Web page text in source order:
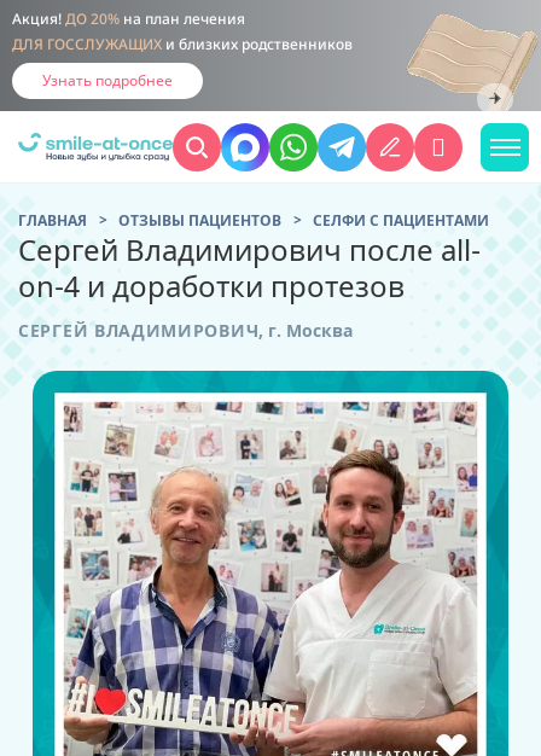
Акция! ДО 20% на план лечения
ДЛЯ ГОССЛУЖАЩИХ и близких родственников
Узнать подробнее
ГЛАВНАЯ ОТЗЫВЫ ПАЦИЕНТОВ CЕЛФИ С ПАЦИЕНТАМИ
Сергей Владимирович после all-
on-4 и доработки протезов
СЕРГЕЙ ВЛАДИМИРОВИЧ, г. Москва